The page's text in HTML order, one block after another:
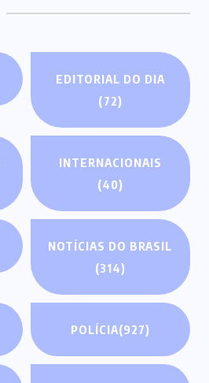
EDITORIAL DO DIA
(72)
INTERNACIONAIS
(40)
NOTÍCIAS DO BRASIL
(314)
POLÍCIA(927)